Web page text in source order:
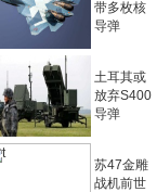
带多枚核
导弹
土耳其或
放弃S400
导弹
苏47金雕
战机前世